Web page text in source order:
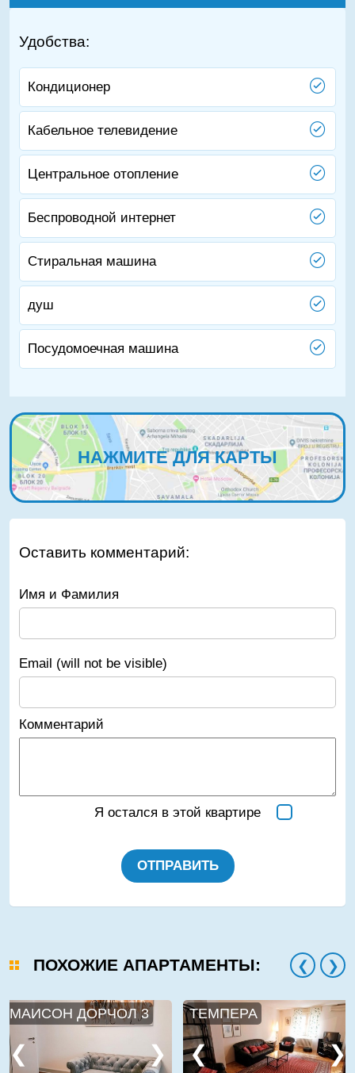
Удобства:
Кондиционер
Кабельное телевидение
Центральное отопление
Беспроводной интернет
Стиральная машина
душ
Посудомоечная машина
НАЖМИТЕ ДЛЯ КАРТЫ
Оставить комментарий:
Имя и Фамилия
Email (will not be visible)
Комментарий
Я остался в этой квартире
ОТПРАВИТЬ
ПОХОЖИЕ АПАРТАМЕНТЫ:
МАИСОН ДОРЧОЛ 3 ТЕМПЕРА